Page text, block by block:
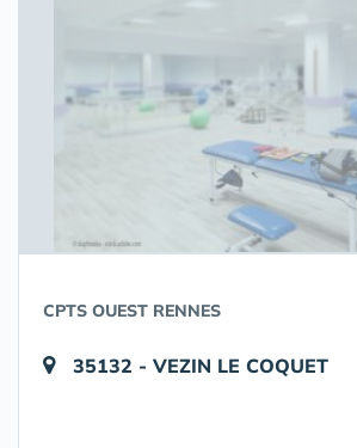
CPTS OUEST RENNES
35132 - VEZIN LE COQUET